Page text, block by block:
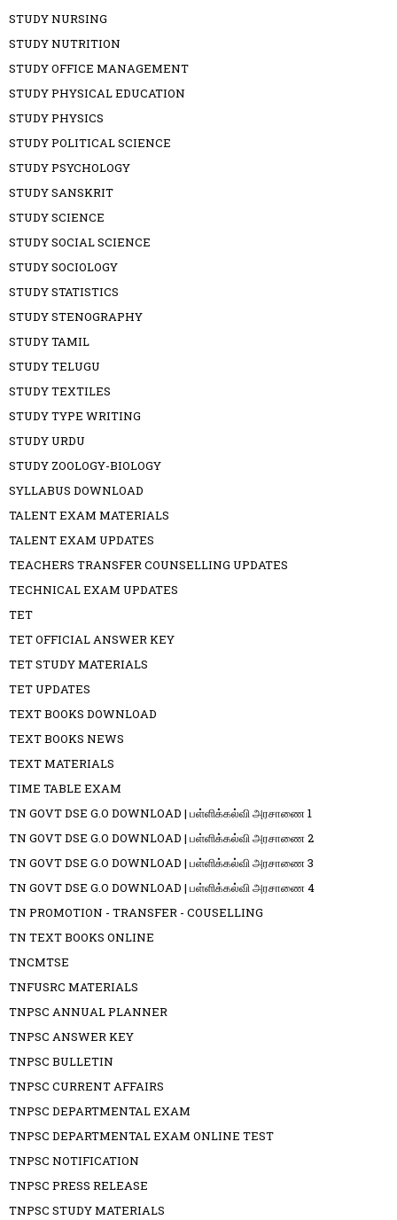
STUDY NURSING
STUDY NUTRITION
STUDY OFFICE MANAGEMENT
STUDY PHYSICAL EDUCATION
STUDY PHYSICS
STUDY POLITICAL SCIENCE
STUDY PSYCHOLOGY
STUDY SANSKRIT
STUDY SCIENCE
STUDY SOCIAL SCIENCE
STUDY SOCIOLOGY
STUDY STATISTICS
STUDY STENOGRAPHY
STUDY TAMIL
STUDY TELUGU
STUDY TEXTILES
STUDY TYPE WRITING
STUDY URDU
STUDY ZOOLOGY-BIOLOGY
SYLLABUS DOWNLOAD
TALENT EXAM MATERIALS
TALENT EXAM UPDATES
TEACHERS TRANSFER COUNSELLING UPDATES
TECHNICAL EXAM UPDATES
TET
TET OFFICIAL ANSWER KEY
TET STUDY MATERIALS
TET UPDATES
TEXT BOOKS DOWNLOAD
TEXT BOOKS NEWS
TEXT MATERIALS
TIME TABLE EXAM
TN GOVT DSE G.O DOWNLOAD | பள்ளிக்கல்வி அரசாணை 1
TN GOVT DSE G.O DOWNLOAD | பள்ளிக்கல்வி அரசாணை 2
TN GOVT DSE G.O DOWNLOAD | பள்ளிக்கல்வி அரசாணை 3
TN GOVT DSE G.O DOWNLOAD | பள்ளிக்கல்வி அரசாணை 4
TN PROMOTION - TRANSFER - COUSELLING
TN TEXT BOOKS ONLINE
TNCMTSE
TNFUSRC MATERIALS
TNPSC ANNUAL PLANNER
TNPSC ANSWER KEY
TNPSC BULLETIN
TNPSC CURRENT AFFAIRS
TNPSC DEPARTMENTAL EXAM
TNPSC DEPARTMENTAL EXAM ONLINE TEST
TNPSC NOTIFICATION
TNPSC PRESS RELEASE
TNPSC STUDY MATERIALS